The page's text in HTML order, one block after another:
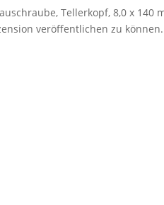
Tellerkopf, 8,0 x 140
veröffentlichen zu können.